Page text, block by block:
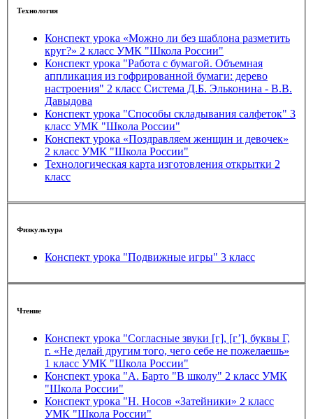
Технология
Конспект урока «Можно ли без шаблона разметить
круг?» 2 класс УМК "Школа России"
Конспект урока "Работа с бумагой. Объемная
аппликация из гофрированной бумаги: дерево
настроения" 2 класс Система Д.Б. Эльконина - В.В.
Давыдова
Конспект урока "Способы складывания салфеток" 3
класс УМК "Школа России"
Конспект урока «Поздравляем женщин и девочек»
2 класс УМК "Школа России"
Технологическая карта изготовления открытки 2
класс
Физкультура
Конспект урока "Подвижные игры" 3 класс
Чтение
Конспект урока "Согласные звуки [г], [г’], буквы Г,
г. «Не делай другим того, чего себе не пожелаешь»
1 класс УМК "Школа России"
Конспект урока "А. Барто "В школу" 2 класс УМК
"Школа России"
Конспект урока "Н. Носов «Затейники» 2 класс
УМК "Школа России"